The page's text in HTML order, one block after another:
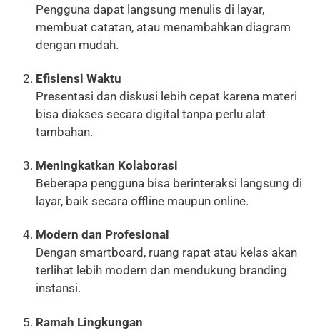
Pengguna dapat langsung menulis di layar,
membuat catatan, atau menambahkan diagram
dengan mudah.
Efisiensi Waktu
Presentasi dan diskusi lebih cepat karena materi
bisa diakses secara digital tanpa perlu alat
tambahan.
Meningkatkan Kolaborasi
Beberapa pengguna bisa berinteraksi langsung di
layar, baik secara offline maupun online.
Modern dan Profesional
Dengan smartboard, ruang rapat atau kelas akan
terlihat lebih modern dan mendukung branding
instansi.
Ramah Lingkungan